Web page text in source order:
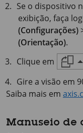
Se o dispositivo
exibição, faça
(Configurações)
(Orientação).
Clique em
Gire a visão em
Saiba mais em
Manuseio de